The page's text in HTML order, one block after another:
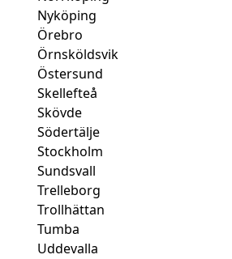
Nyköping
Örebro
Örnsköldsvik
Östersund
Skellefteå
Skövde
Södertälje
Stockholm
Sundsvall
Trelleborg
Trollhättan
Tumba
Uddevalla